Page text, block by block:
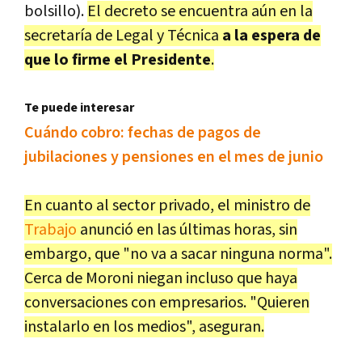
bolsillo). El decreto se encuentra aún en la
secretaría de Legal y Técnica a la espera de
que lo firme el Presidente.
Te puede interesar
Cuándo cobro: fechas de pagos de
jubilaciones y pensiones en el mes de junio
En cuanto al sector privado, el ministro de
Trabajo anunció en las últimas horas, sin
embargo, que "no va a sacar ninguna norma".
Cerca de Moroni niegan incluso que haya
conversaciones con empresarios. "Quieren
instalarlo en los medios", aseguran.